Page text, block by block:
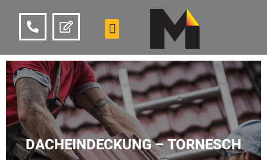
DACHEINDECKUNG – TORNESCH